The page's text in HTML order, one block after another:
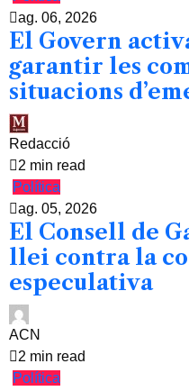
ag. 06, 2026
El Govern
garantir les
situacions
Redacció
2 min read
Política
ag. 05, 2026
El Consell de
llei contra la
especulativa
ACN
2 min read
Política